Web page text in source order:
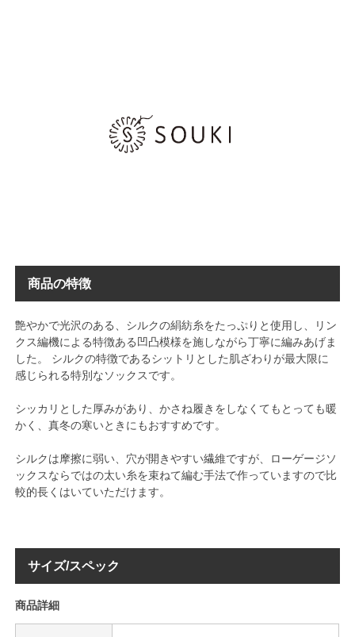
商品の特徴
艶やかで光沢のある、シルクの絹紡糸をたっぷりと使用し、リン
クス編機による特徴ある凹凸模様を施しながら丁寧に編みあげま
した。 シルクの特徴であるシットリとした肌ざわりが最大限に
感じられる特別なソックスです。
シッカリとした厚みがあり、かさね履きをしなくてもとっても暖
かく、真冬の寒いときにもおすすめです。
シルクは摩擦に弱い、穴が開きやすい繊維ですが、ローゲージソ
ックスならではの太い糸を束ねて編む手法で作っていますので比
較的長くはいていただけます。
サイズ/スペック
商品詳細